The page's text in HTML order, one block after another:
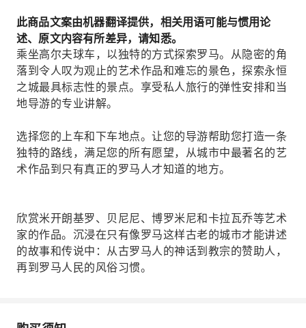
此商品文案由机器翻译提供，相关用语可能与惯用论
述、原文内容有所差异，请知悉。
乘坐高尔夫球车，以独特的方式探索罗马。从隐密的角
落到令人叹为观止的艺术作品和难忘的景色，探索永恒
之城最具标志性的景点。享受私人旅行的弹性安排和当
地导游的专业讲解。
选择您的上车和下车地点。让您的导游帮助您打造一条
独特的路线，满足您的所有愿望，从城市中最著名的艺
术作品到只有真正的罗马人才知道的地方。
欣赏米开朗基罗、贝尼尼、博罗米尼和卡拉瓦乔等艺术
家的作品。沉浸在只有像罗马这样古老的城市才能讲述
的故事和传说中：从古罗马人的神话到教宗的赞助人，
再到罗马人民的风俗习惯。